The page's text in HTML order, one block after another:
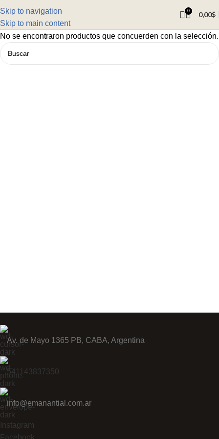
Skip to navigation
Skip to main content
0 0,00$
No se encontraron productos que concuerden con la selección.
Av. de Mayo 1365 PB, CABA, Argentina
541143837350
info@emanantial.com.ar
Instagram
Facebook